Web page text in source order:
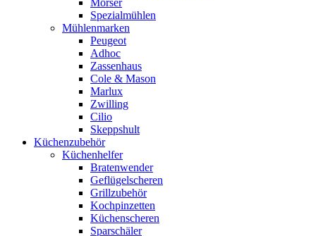
Mörser
Spezialmühlen
Mühlenmarken
Peugeot
Adhoc
Zassenhaus
Cole & Mason
Marlux
Zwilling
Cilio
Skeppshult
Küchenzubehör
Küchenhelfer
Bratenwender
Geflügelscheren
Grillzubehör
Kochpinzetten
Küchenscheren
Sparschäler